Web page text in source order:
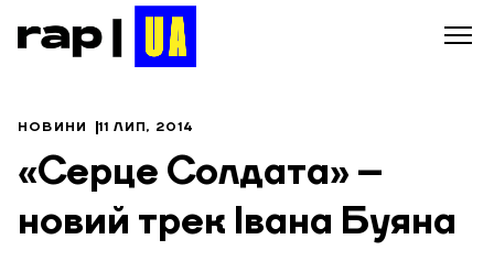
НОВИНИ 11 ЛИП, 2014
«Серце Солдата» –
новий трек Івана Буяна